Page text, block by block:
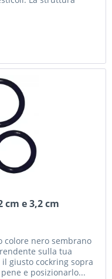
cm e 3,2 cm
colore nero sembrano
sulla tua
giusto cockring sopra
e posizionarlo...